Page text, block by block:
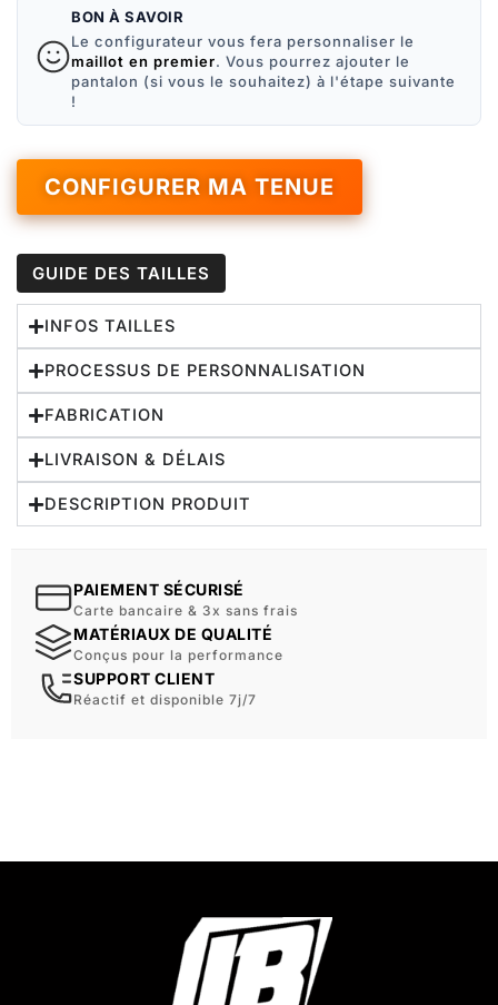
BON À SAVOIR
Le configurateur vous fera personnaliser le
maillot en premier. Vous pourrez ajouter le
pantalon (si vous le souhaitez) à l'étape suivante
!
CONFIGURER MA TENUE
GUIDE DES TAILLES
INFOS TAILLES
PROCESSUS DE PERSONNALISATION
FABRICATION
LIVRAISON & DÉLAIS
DESCRIPTION PRODUIT
PAIEMENT SÉCURISÉ
Carte bancaire & 3x sans frais
MATÉRIAUX DE QUALITÉ
Conçus pour la performance
SUPPORT CLIENT
Réactif et disponible 7j/7